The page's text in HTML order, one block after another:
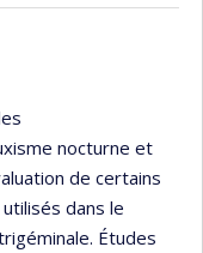
nocturne et
de certains
dans le
Études